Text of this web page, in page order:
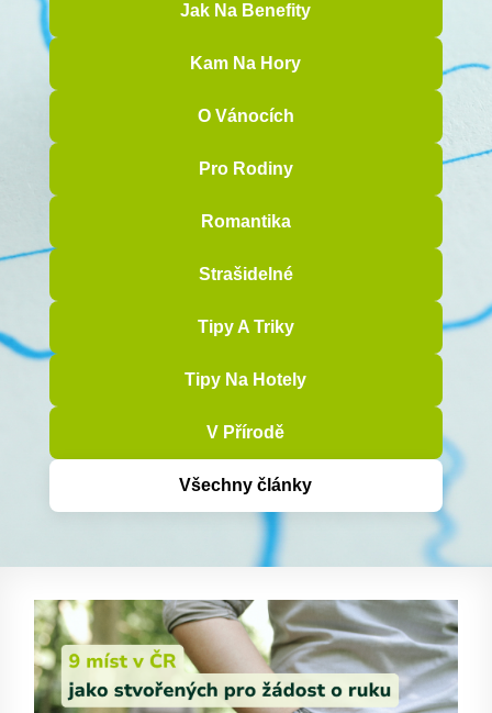
Jak Na Benefity
Kam Na Hory
O Vánocích
Pro Rodiny
Romantika
Strašidelné
Tipy A Triky
Tipy Na Hotely
V Přírodě
Všechny články